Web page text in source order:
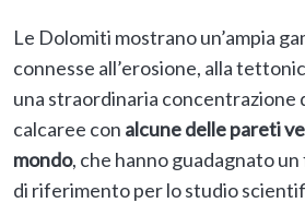
Le Dolomiti mostrano un’ampia
connesse all’erosione, alla
una straordinaria concentrazione
calcaree con alcune delle pareti
mondo, che hanno guadagnato
di riferimento per lo studio